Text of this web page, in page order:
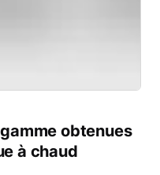
obtenues
à chaud